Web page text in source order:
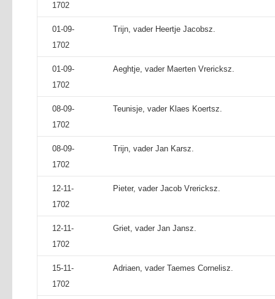
1702
01-09-
1702
Trijn, vader Heertje Jacobsz.
01-09-
1702
Aeghtje, vader Maerten Vrericksz.
08-09-
1702
Teunisje, vader Klaes Koertsz.
08-09-
1702
Trijn, vader Jan Karsz.
12-11-
1702
Pieter, vader Jacob Vrericksz.
12-11-
1702
Griet, vader Jan Jansz.
15-11-
1702
Adriaen, vader Taemes Cornelisz.